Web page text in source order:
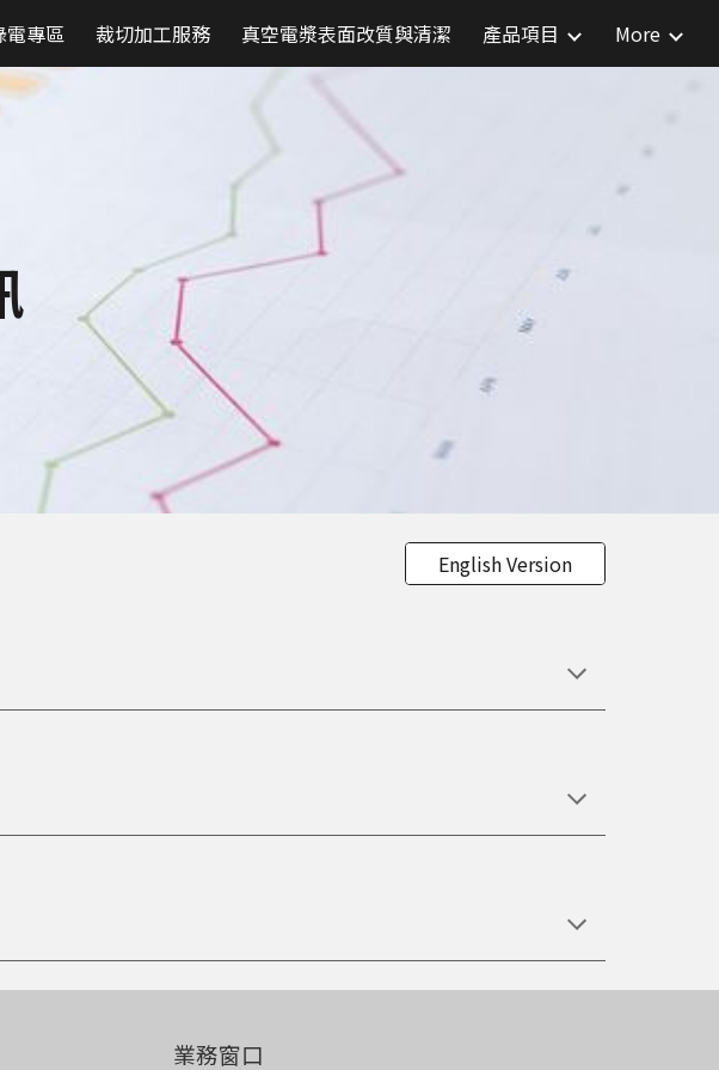
Skip to navigation
電專區 裁切加工服務 真空電漿表面改質與清潔 產品項目 More
English Version
業務窗口